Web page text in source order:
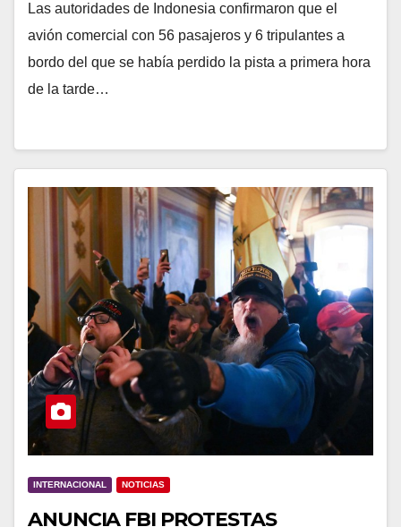
Las autoridades de Indonesia confirmaron que el
avión comercial con 56 pasajeros y 6 tripulantes a
bordo del que se había perdido la pista a primera hora
de la tarde…
INTERNACIONAL NOTICIAS
ANUNCIA FBI PROTESTAS